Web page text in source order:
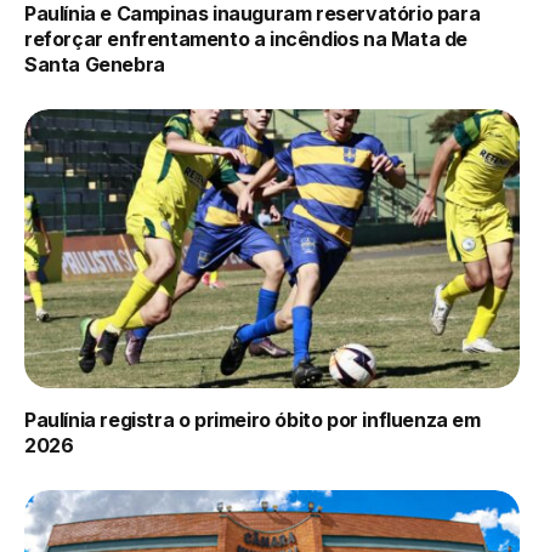
Paulínia e Campinas inauguram reservatório para
reforçar enfrentamento a incêndios na Mata de
Santa Genebra
Paulínia registra o primeiro óbito por influenza em
2026